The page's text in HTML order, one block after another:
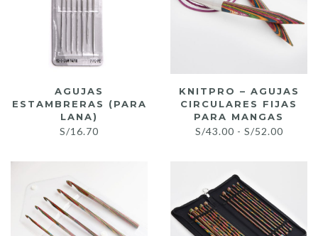
AGUJAS
ESTAMBRERAS (PARA
LANA)
S/16.70
KNITPRO – AGUJAS
CIRCULARES FIJAS
PARA MANGAS
S/43.00 - S/52.00Rango
hasta
S/